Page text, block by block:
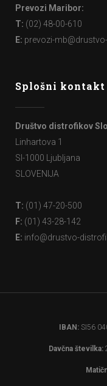
Prevozi Maribor:
T: (02) 48-00-610
E: prevozi-
Splošni kontakt
Društvo distrofikov
Linhartova 1
SI-1000 Ljubljana
SLOVENIJA
T: (01) 47-20-500
F: (01) 43-28-142
E: info@drustvo-
IBAN: SI56
Davčna številka: